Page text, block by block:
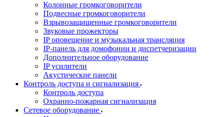
Колонные громкоговорители
Подвесные громкоговорители
Взрывозащищенные громкоговорители
Звуковые прожекторы
IP оповещение и музыкальная трансляция
IP-панель для домофонии и диспетчеризации
Дополнительное оборудование
IP усилители
Акустические панели
Контроль доступа и сигнализация
Контроль доступа
Охранно-пожарная сигнализация
Сетевое оборудование